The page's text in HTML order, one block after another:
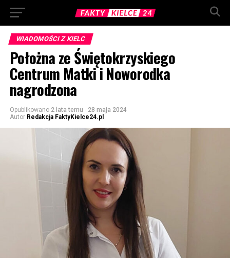
WIADOMOŚCI Z KIELC
Położna ze Świętokrzyskiego
Centrum Matki i Noworodka
nagrodzona
Opublikowano 2 lata temu - 28 maja 2024
Autor Redakcja FaktyKielce24.pl